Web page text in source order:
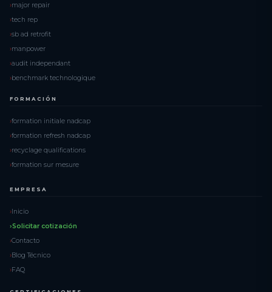
major repair
tech rep
sb ad retrofit
manpower
audit independant
benchmark technologique
FORMACIÓN
formation initiale nadcap
formation refresh nadcap
recyclage qualifications
formation sur mesure
EMPRESA
Inicio
Solicitar cotización
Contacto
Blog Técnico
FAQ